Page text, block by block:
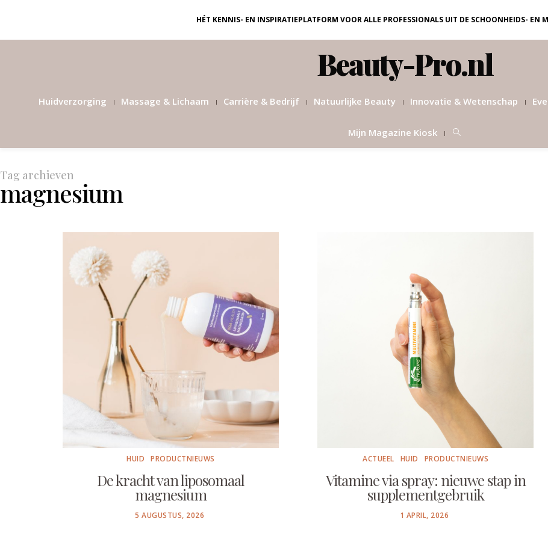
HÉT KENNIS- EN INSPIRATIEPLATFORM VOOR ALLE PROFESSIONALS UIT DE SCHOONHEIDS- EN
Beauty-Pro.nl
Huidverzorging Massage & Lichaam Carrière & Bedrijf Natuurlijke Beauty Innovatie & Wetenschap
Mijn Magazine Kiosk
Tag archieven
magnesium
HUID PRODUCTNIEUWS
De kracht van liposomaal
magnesium
POSTED
5 AUGUSTUS, 2026
ACTUEEL HUID PRODUCTNIEUWS
Vitamine via spray: nieuwe stap in
supplementgebruik
POSTED
1 APRIL, 2026